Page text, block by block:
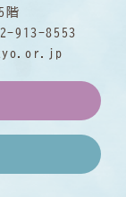
階
913-8553